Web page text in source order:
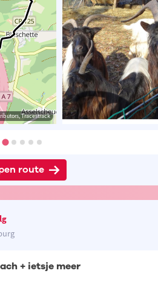
Tracestrack
route
+ ietsje meer